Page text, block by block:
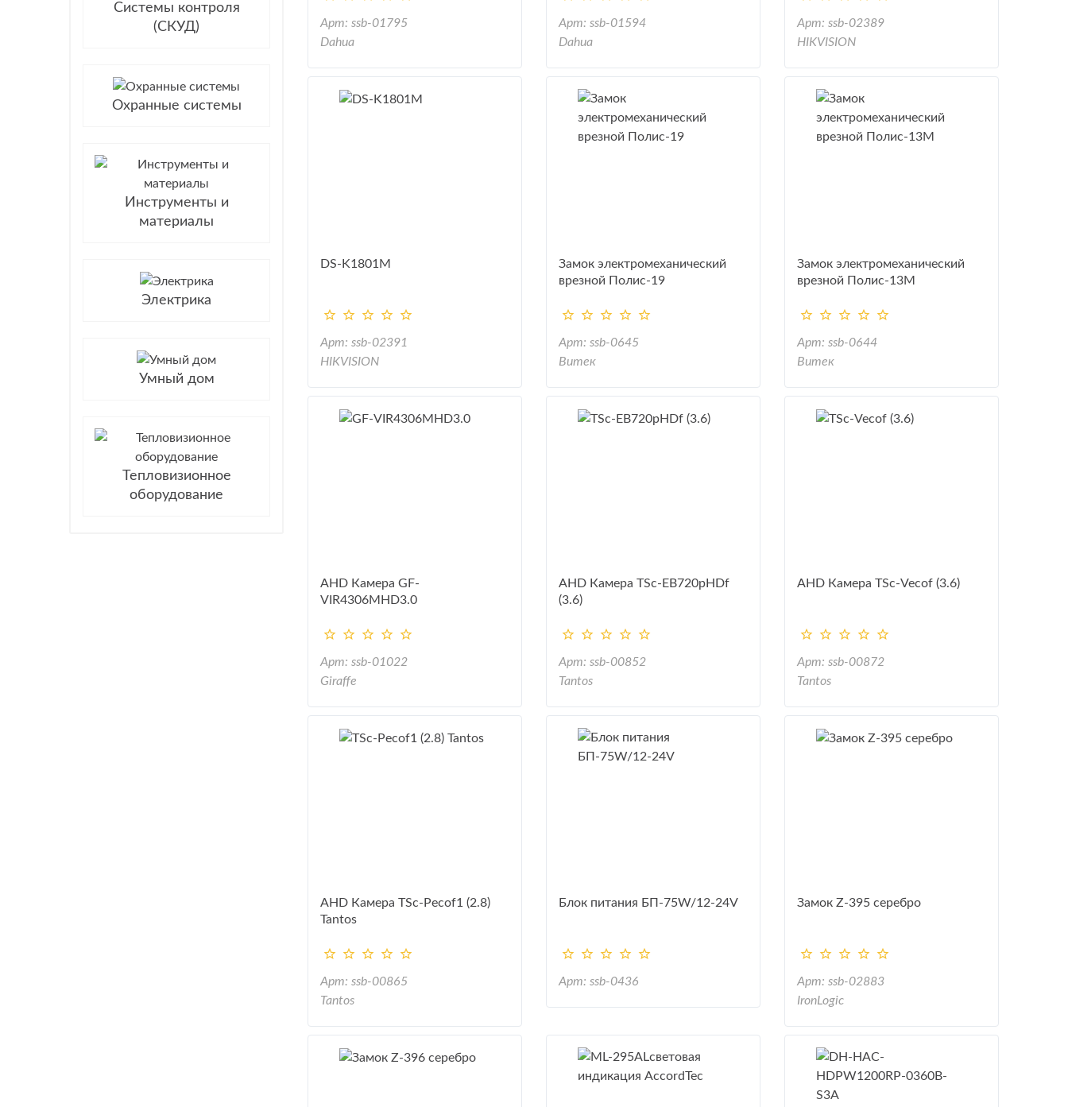
Системы контроля
(СКУД)
Охранные системы
Инструменты и
материалы
Электрика
Умный дом
Тепловизионное
оборудование
Арт: ssb-01795
Dahua
Арт: ssb-01594
Dahua
Арт: ssb-02389
HIKVISION
DS-K1801M
Арт: ssb-02391
HIKVISION
Замок электромеханический
врезной Полис-19
Арт: ssb-0645
Витек
Замок электромеханический
врезной Полис-13М
Арт: ssb-0644
Витек
AHD Камера GF-
VIR4306MHD3.0
Арт: ssb-01022
Giraffe
AHD Камера TSc-EB720pHDf
(3.6)
Арт: ssb-00852
Tantos
AHD Камера TSc-Vecof (3.6)
Арт: ssb-00872
Tantos
AHD Камера TSc-Pecof1 (2.8)
Tantos
Арт: ssb-00865
Tantos
Блок питания БП-75W/12-24V
Арт: ssb-0436
Замок Z-395 серебро
Арт: ssb-02883
IronLogic